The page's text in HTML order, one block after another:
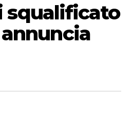
squalificato